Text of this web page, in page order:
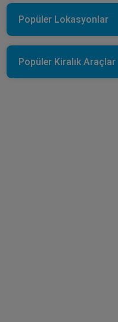
Popüler Lokasyonlar
Popüler Kiralık Araçlar